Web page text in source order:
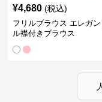
¥4,680 (税込)
フリルブラウス エレガン
ル襟付きブラウス